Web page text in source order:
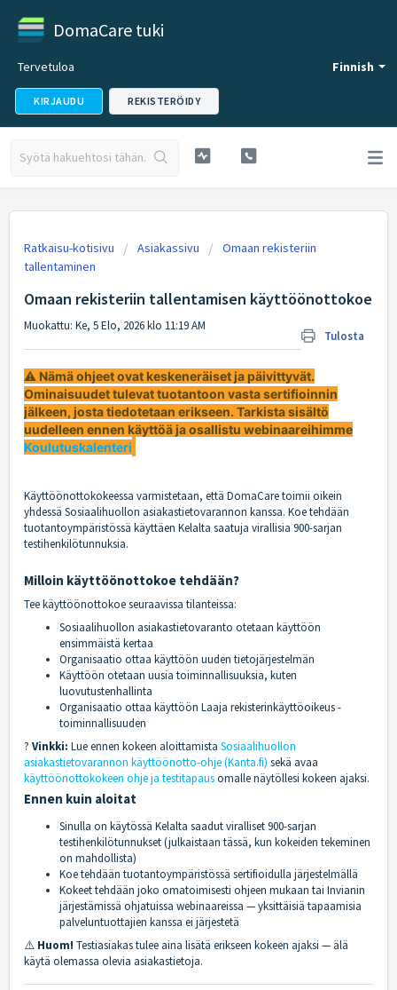
DomaCare tuki
Finnish
Tervetuloa
KIRJAUDU REKISTERÖIDY
Ratkaisu-kotisivu Asiakassivu
Omaan rekisteriin
tallentaminen
Omaan rekisteriin tallentamisen käyttöönottokoe
Tulosta
Muokattu: Ke, 5 Elo, 2026 klo 11:19 AM
⚠️ Nämä ohjeet ovat keskeneräiset ja päivittyvät.
Ominaisuudet tulevat tuotantoon vasta sertifioinnin
jälkeen, josta tiedotetaan erikseen. Tarkista sisältö
uudelleen ennen käyttöä ja osallistu webinaareihimme
Koulutuskalenteri
Käyttöönottokokeessa varmistetaan, että DomaCare toimii oikein
yhdessä Sosiaalihuollon asiakastietovarannon kanssa. Koe tehdään
tuotantoympäristössä käyttäen Kelalta saatuja virallisia 900-sarjan
testihenkilötunnuksia.
Milloin käyttöönottokoe tehdään?
Tee käyttöönottokoe seuraavissa tilanteissa:
Sosiaalihuollon asiakastietovaranto otetaan käyttöön
ensimmäistä kertaa
Organisaatio ottaa käyttöön uuden tietojärjestelmän
Käyttöön otetaan uusia toiminnallisuuksia, kuten
luovutustenhallinta
Organisaatio ottaa käyttöön Laaja rekisterinkäyttöoikeus -
toiminnallisuuden
? Vinkki: Lue ennen kokeen aloittamista Sosiaalihuollon
asiakastietovarannon käyttöönotto-ohje (Kanta.fi) sekä avaa
käyttöönottokokeen ohje ja testitapausomalle näytöllesi kokeen ajaksi.
Ennen kuin aloitat
Sinulla on käytössä Kelalta saadut viralliset 900-sarjan
testihenkilötunnukset (julkaistaan tässä, kun kokeiden tekeminen
on mahdollista)
Koe tehdään tuotantoympäristössä sertifioidulla järjestelmällä
Kokeet tehdään joko omatoimisesti ohjeen mukaan tai Invianin
järjestämissä ohjatuissa webinaareissa — yksittäisiä tapaamisia
palveluntuottajien kanssa ei järjestetä
⚠️ Huom! Testiasiakas tulee aina lisätä erikseen kokeen ajaksi — älä
käytä olemassa olevia asiakastietoja.